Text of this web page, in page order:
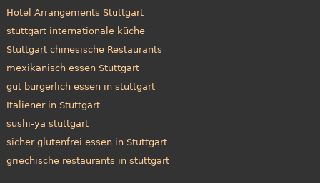
Hotel Arrangements Stuttgart
stuttgart internationale küche
Stuttgart chinesische Restaurants
mexikanisch essen Stuttgart
gut bürgerlich essen in stuttgart
Italiener in Stuttgart
sushi-ya stuttgart
sicher glutenfrei essen in Stuttgart
griechische restaurants in stuttgart